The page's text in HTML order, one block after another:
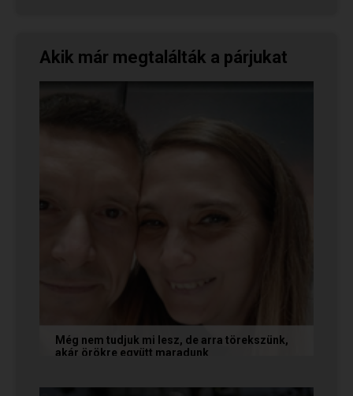
Akik már megtalálták a párjukat
Még nem tudjuk mi lesz, de arra törekszünk,
akár örökre együtt maradunk
nekünk, akiknél néhány találkozás után eldőlt